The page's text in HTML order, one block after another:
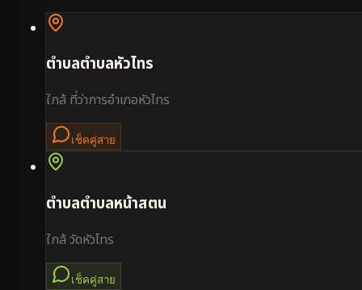
ตำบลตำบลหัวไทร
ใกล้ ที่ว่าการอำเภอหัวไทร
เช็คคู่สาย
ตำบลตำบลหน้าสตน
ใกล้วัดหัวไทร
เช็คคู่สาย